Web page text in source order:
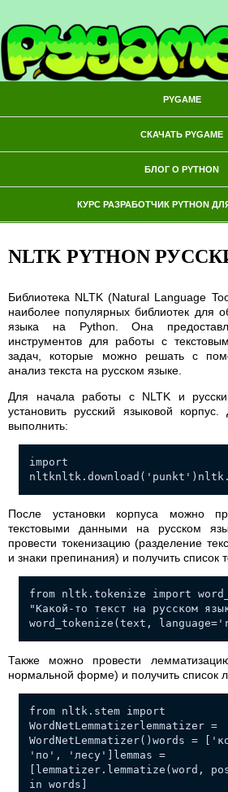
PYGAME
СКАЧАТЬ PYGAME
БЛОГ О PYTHON
КУРС РАЗРАБОТЧИК PYTHON
NLTK PYTHON
Библиотека NLTK (Natural Language
наиболее популярных библиотек для
языка на Python. Она
инструментов для работы с
задач, которые можно решать с
анализ текста на русском языке.
Для начала работы с NLTK и
установить русский языковой
выполнить:
import
После установки корпуса можно
текстовыми данными на русском
провести токенизацию (разделение
и знаки препинания) и получить список
from nltk.tokenize import
"Какой-то текст на русском
word_tokenize(text,
Также можно провести
нормальной форме) и получить список
from nltk.stem import
WordNetLemmatizerlemmatizer =
WordNetLemmatizer()words =
'по', 'лесу']lemmas =
[lemmatizer.lemmatize(word,
in words]